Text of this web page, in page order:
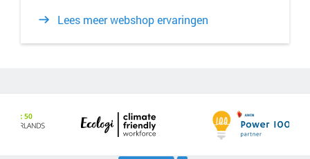
Lees meer webshop ervaringen